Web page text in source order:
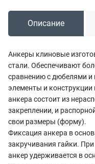
Описание
Анкеры клиновые
стали. Обеспечивают
сравнению с дюбелями и
элементы и
анкера состоит из
закреплении, и
свои размеры (форму).
Фиксация анкера в
закручивания гайки.
анкер удерживается в